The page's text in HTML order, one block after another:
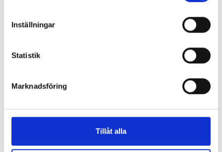
Inställningar
Statistik
Marknadsföring
Tillåt alla
Så mycket tjänar vi – och våra chefer